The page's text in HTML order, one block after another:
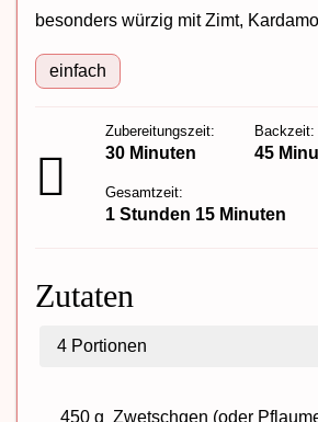
besonders würzig mit Zimt,
einfach
Zubereitungszeit:
30 Minuten
Backzeit:
45
Gesamtzeit:
1 Stunden 15 Minuten
Zutaten
4 Portionen
450 g Zwetschgen (oder